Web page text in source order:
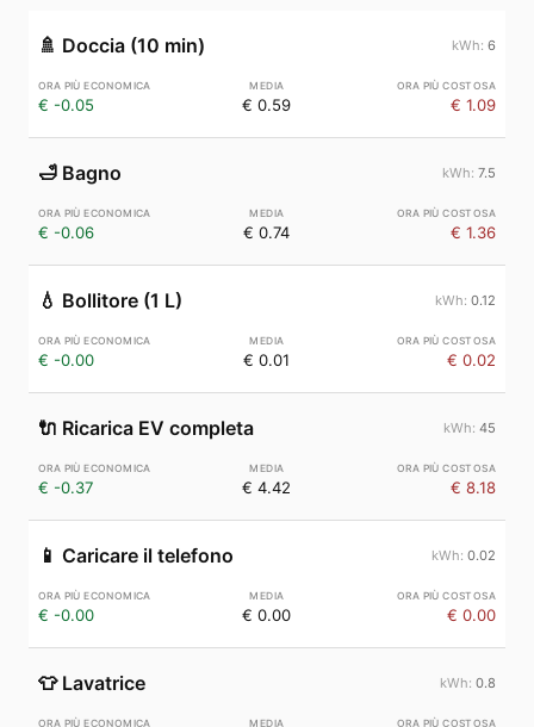
🚿 Doccia (10 min) 6
€ -0.05 € 0.59 € 1.09
🛁 Bagno 7.5
€ -0.06 € 0.74 € 1.36
💧 Bollitore (1 L) 0.12
€ -0.00 € 0.01 € 0.02
🔌 Ricarica EV completa 45
€ -0.37 € 4.42 € 8.18
📱 Caricare il telefono 0.02
€ -0.00 € 0.00 € 0.00
👕 Lavatrice 0.8